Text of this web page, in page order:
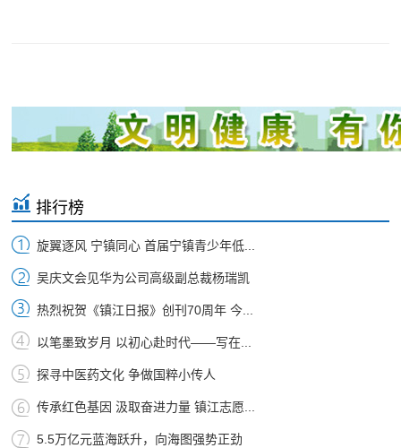
排行榜
旋翼逐风 宁镇同心 首届宁镇青少年低...
吴庆文会见华为公司高级副总裁杨瑞凯
热烈祝贺《镇江日报》创刊70周年 今...
以笔墨致岁月 以初心赴时代——写在...
探寻中医药文化 争做国粹小传人
传承红色基因 汲取奋进力量 镇江志愿...
5.5万亿元蓝海跃升，向海图强势正劲